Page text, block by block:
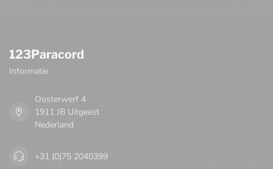
123Paracord
Informatie
Oosterwerf 4
1911 JB Uitgeest
Nederland
+31 (0)75 2040399